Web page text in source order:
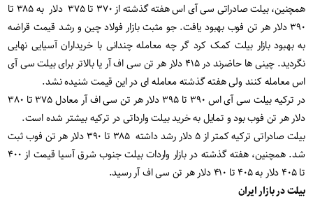
همچنین، بیلت صادراتی سی آی اس هفته گذشته از ۳۷۰ تا ۳۷۵ دلار به ۳۸۵ تا
۳۹۰ دلار هر تن فوب بهبود یافت. جو مثبت بازار فولاد چین و رشد قیمت قراضه
به بهبود بازار بیلت کمک کرد گر چه معامله چندانی با خریداران آسیایی نهایی
نگردید. چینی ها حاضرند در ۴۱۵ دلار هر تن سی اف آر یا بالاتر برای بیلت سی آی
اس معامله کنند ولی هفته گذشته معامله ای در این قیمت شنیده نشد.
در ترکیه بیلت سی آی اس ۳۹۰ تا ۳۹۵ دلار هر تن سی اف آر معادل ۳۷۵ تا ۳۸۰
دلار هر تن فوب بود و تمایل به خرید بیلت وارداتی در ترکیه بیشتر شده است.
بیلت صادراتی ترکیه کمتر از ۵ دلار رشد داشته ۳۸۵ تا ۳۹۰ دلار هر تن فوب ثبت
شد.
همچنین، هفته گذشته در بازار واردات بیلت جنوب شرق آسیا قیمت از ۴۰۰
تا ۴۰۵ دلار به ۴۰۵ تا ۴۱۰ دلار هر تن سی اف آر رسید
.
بیلت در بازار ایران